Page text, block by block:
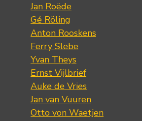
Jan Roëde
Gé Röling
Anton Rooskens
Ferry Slebe
Yvan Theys
Ernst Vijlbrief
Auke de Vries
Jan van Vuuren
Otto von Waetjen